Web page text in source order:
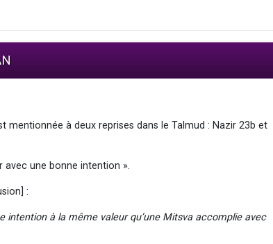
mentionnée à deux reprises dans le Talmud : Nazir 23b et
une bonne intention ».
:
intention à la même valeur qu’une Mitsva accomplie avec